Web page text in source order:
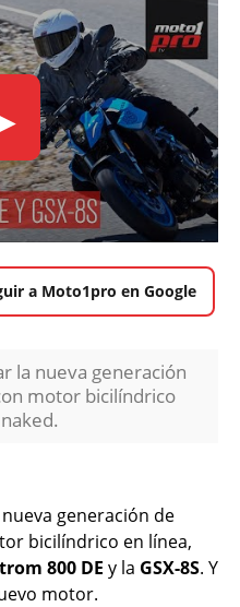
a Moto1pro en Google
la nueva generación
motor bicilíndrico
generación de
bicilíndrico en línea,
800 DE y la GSX-8S. Y
motor.